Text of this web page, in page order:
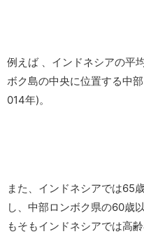
例えば 、インドネシアの平
ボク島の中央に位置する中
014年)。
また、インドネシアでは65
し、中部ロンボク県の60歳
もそもインドネシアでは高